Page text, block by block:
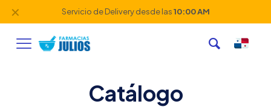
Servicio de Delivery desde las10:00 AM
✕
Catálogo